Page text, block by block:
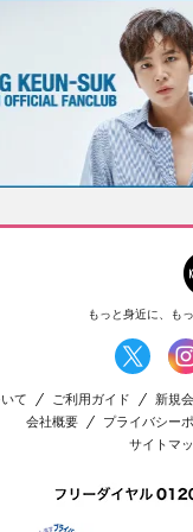
もっと身近に、も
て ご利用ガイド 新規
会社概要
プライバシー
サイトマ